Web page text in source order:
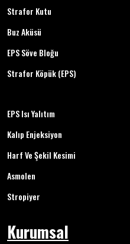
Strafor Kutu
Buz Aküsü
EPS Söve Bloğu
Strafor Köpük (EPS)
EPS Isı Yalıtım
Kalıp Enjeksiyon
Harf Ve Şekil Kesimi
Asmolen
Stropiyer
Kurumsal